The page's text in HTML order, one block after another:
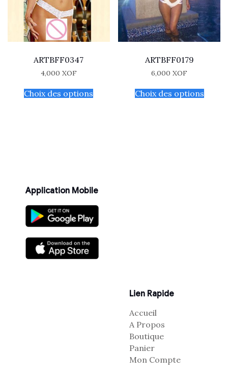
ARTBFF0347
4,000 XOF
Choix des options
ARTBFF0179
6,000XOF
Choix des options
Application Mobile
Lien Rapide
Accueil
A Propos
Boutique
Panier
Mon Compte